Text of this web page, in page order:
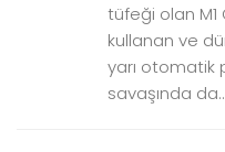
tüfeği olan
kullanan ve
yarı otomatik
savaşında